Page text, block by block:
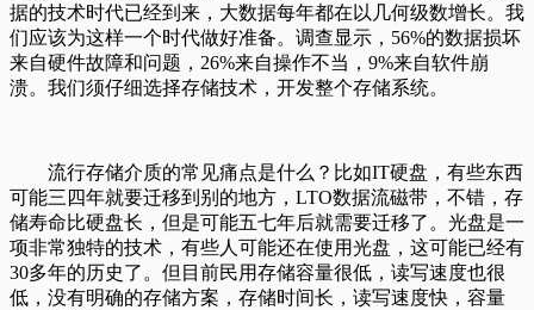
据的技术时代已经到来，大数据每年都在以几何级数增长。我
们应该为这样一个时代做好准备。调查显示，56%的数据损坏
来自硬件故障和问题，26%来自操作不当，9%来自软件崩
溃。我们须仔细选择存储技术，开发整个存储系统。
流行存储介质的常见痛点是什么？比如IT硬盘，有些东西
可能三四年就要迁移到别的地方，LTO数据流磁带，不错，存
储寿命比硬盘长，但是可能五七年后就需要迁移了。光盘是一
项非常独特的技术，有些人可能还在使用光盘，这可能已经有
30多年的历史了。但目前民用存储容量很低，读写速度也很
低，没有明确的存储方案，存储时间长，读写速度快，容量